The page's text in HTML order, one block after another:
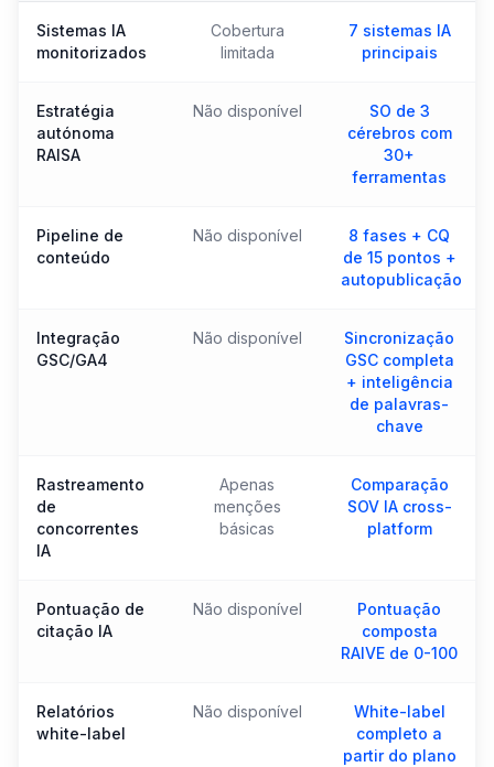
Sistemas IA
monitorizados
Cobertura
limitada
7 sistemas IA
principais
Estratégia
autónoma
RAISA
Não disponível
SO de 3
cérebros com
30+
ferramentas
Pipeline de
conteúdo
Não disponível
8 fases + CQ
de 15 pontos +
autopublicação
Integração
GSC/GA4
Não disponível
Sincronização
GSC completa
+ inteligência
de palavras-
chave
Rastreamento
de
concorrentes
IA
Apenas
menções
básicas
Comparação
SOV IA cross-
platform
Pontuação de
citação IA
Não disponível
Pontuação
composta
RAIVE de 0-100
Relatórios
white-label
Não disponível
White-label
completo a
partir do plano